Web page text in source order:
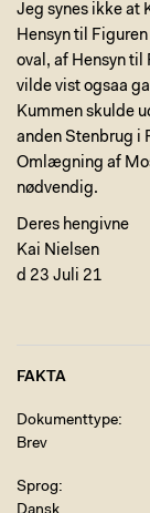
Jeg synes ikke at
Hensyn til
oval, af Hensyn til
vilde vist ogsaa
Kummen skulde
anden Stenbrug i
Omlægning af
nødvendig.
Deres hengivne
Kai Nielsen
d 23 Juli 21
FAKTA
Dokumenttype
Brev
Sprog